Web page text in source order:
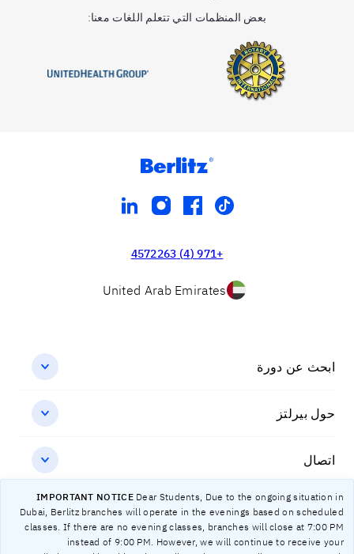
IMPORTANT NOTICEDear Students, Due to the ongoing situation in
Dubai, Berlitz branches will operate in the evenings based on scheduled
classes. If there are no evening classes, branches will close at 7:00 PM
instead of 9:00 PM. However, we will continue to receive your
بعض المنظمات التي تتعلم اللغات معنا:
tiktok
facebook
instagram
linkedin
+971 (4) 4572263
United Arab Emirates
ابحث عن دورة
حول بيرلتز
اتصال
حماية البيانات
بصمة